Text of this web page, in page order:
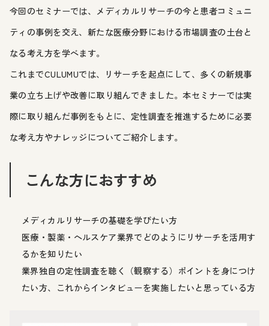
今回のセミナーでは、メディカルリサーチの今と患者コミュニ
ティの事例を交え、新たな医療分野における市場調査の土台と
なる考え方を学べます。
これまでCULUMUでは、リサーチを起点にして、多くの新規事
業の立ち上げや改善に取り組んできました。本セミナーでは実
際に取り組んだ事例をもとに、定性調査を推進するために必要
な考え方やナレッジについてご紹介します。
こんな方におすすめ
メディカルリサーチの基礎を学びたい方
医療・製薬・ヘルスケア業界でどのようにリサーチを活用す
るかを知りたい
業界独自の定性調査を聴く（観察する）ポイントを身につけ
たい方、これからインタビューを実施したいと思っている方